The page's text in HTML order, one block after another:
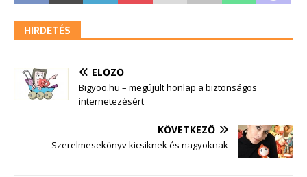
HIRDETÉS
ELŐZŐ
Bigyoo.hu – megújult honlap a biztonságos
internetezésért
KÖVETKEZŐ
Szerelmesekönyv kicsiknek és nagyoknak